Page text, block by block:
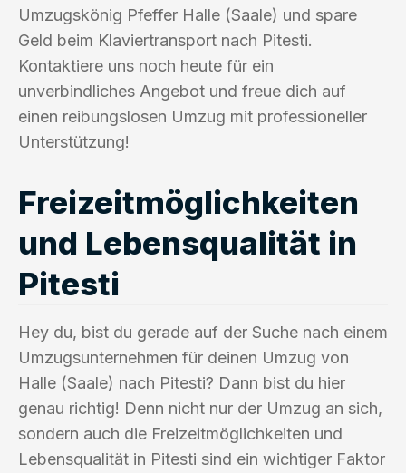
Umzugskönig Pfeffer Halle (Saale) und spare
Geld beim Klaviertransport nach Pitesti.
Kontaktiere uns noch heute für ein
unverbindliches Angebot und freue dich auf
einen reibungslosen Umzug mit professioneller
Unterstützung!
Freizeitmöglichkeiten
und Lebensqualität in
Pitesti
Hey du, bist du gerade auf der Suche nach einem
Umzugsunternehmen für deinen Umzug von
Halle (Saale) nach Pitesti? Dann bist du hier
genau richtig! Denn nicht nur der Umzug an sich,
sondern auch die Freizeitmöglichkeiten und
Lebensqualität in Pitesti sind ein wichtiger Faktor